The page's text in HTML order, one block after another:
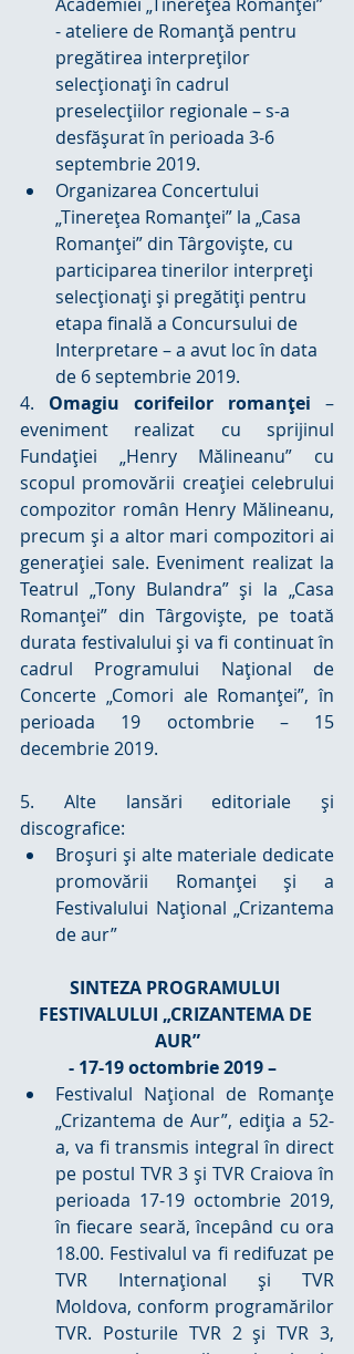
- ateliere de Romanță pentru
pregătirea interpreților
selecționați în cadrul
preselecțiilor regionale – s-a
desfășurat în perioada 3-6
septembrie 2019.
Organizarea Concertului
„Tinerețea Romanței” la „Casa
Romanței” din Târgoviște, cu
participarea tinerilor interpreți
selecționați și pregătiți pentru
etapa finală a Concursului de
Interpretare – a avut loc în data
de 6 septembrie 2019.
4. Omagiu corifeilor romanţei –
eveniment realizat cu sprijinul
Fundaţiei „Henry Mălineanu” cu
scopul promovării creaţiei celebrului
compozitor român Henry Mălineanu,
precum şi a altor mari compozitori ai
generaţiei sale. Eveniment realizat la
Teatrul „Tony Bulandra” şi la „Casa
Romanţei” din Târgovişte, pe toată
durata festivalului și va fi continuat în
cadrul Programului Național de
Concerte „Comori ale Romanței”, în
perioada 19 octombrie – 15
decembrie 2019.
5. Alte lansări editoriale şi
discografice:
Broşuri și alte materiale dedicate
promovării Romanței și a
Festivalului Național „Crizantema
de aur”
SINTEZA PROGRAMULUI
FESTIVALULUI „CRIZANTEMA DE
AUR”
- 17-19 octombrie 2019 –
Festivalul Naţional de Romanţe
„Crizantema de Aur”, ediţia a 52-
a, va fi transmis integral în direct
pe postul TVR 3 și TVR Craiova în
perioada 17-19 octombrie 2019,
în fiecare seară, începând cu ora
18.00. Festivalul va fi redifuzat pe
TVR Internaţional şi TVR
Moldova, conform programărilor
TVR. Posturile TVR 2 şi TVR 3,